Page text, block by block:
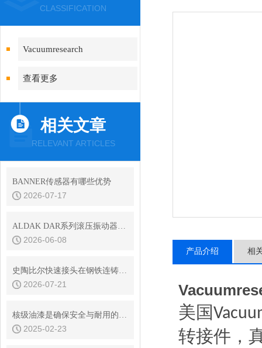
CLASSIFICATION
Vacuumresearch
查看更多
相关文章
RELEVANT ARTICLES
BANNER传感器有哪些优势
2026-07-17
ALDAK DAR系列滚压振动器特点
2026-06-08
史陶比尔快速接头在钢铁连铸设备结晶器冷却水快换中的耐振动性
2026-07-21
核级油漆是确保安全与耐用的材料
2025-02-23
产品介绍 相
美国
转接件，